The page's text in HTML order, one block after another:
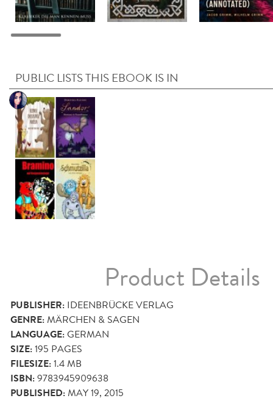
PUBLIC LISTS THIS EBOOK IS IN
Product Details
PUBLISHER: IDEENBRÜCKE VERLAG
GENRE:MÄRCHEN & SAGEN
LANGUAGE:GERMAN
SIZE:195 PAGES
FILESIZE:1.4 MB
ISBN:9783945909638
PUBLISHED:MAY 19, 2015